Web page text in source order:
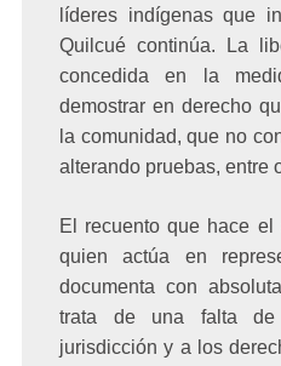
líderes indígenas que
Quilcué continúa. La
concedida en la
demostrar en derecho
la comunidad, que no
alterando pruebas, entre
El recuento que hace el
quien actúa en
documenta con
trata de una falta de
jurisdicción y a los